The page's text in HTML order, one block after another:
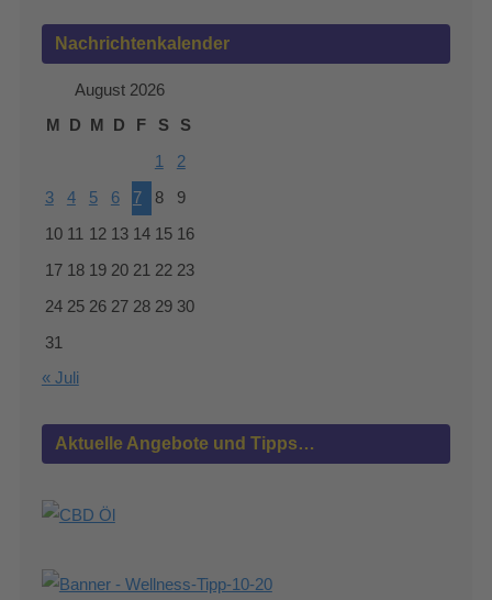
Nachrichtenkalender
August 2026
M
D M D F S S
1 2
3 4 5 6 7 8 9
10 11 12 13 14 15 16
17 18 19 20 21 22 23
24 25 26 27 28 29 30
31
« Juli
Aktuelle Angebote und Tipps…